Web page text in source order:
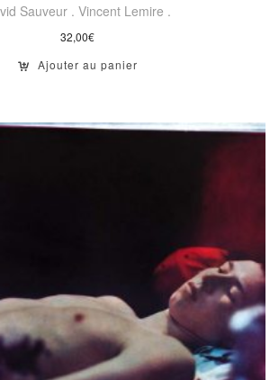
Sauveur . Vincent Lemire .
32,00€
Ajouter au panier